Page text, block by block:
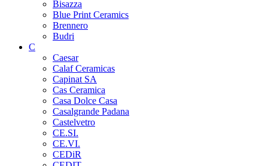
Bisazza
Blue Print Ceramics
Brennero
Budri
C
Caesar
Calaf Ceramicas
Capinat SA
Cas Ceramica
Casa Dolce Casa
Casalgrande Padana
Castelvetro
CE.SI.
CE.VI.
CEDiR